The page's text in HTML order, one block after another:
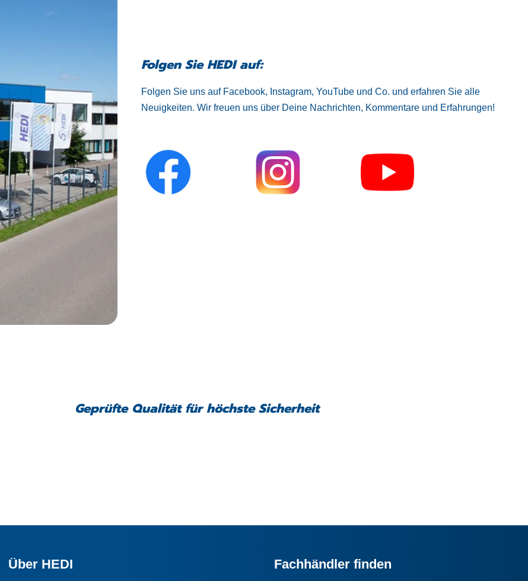
Folgen Sie HEDI auf:
Folgen Sie uns auf Facebook, Instagram, YouTube und Co. und erfahren Sie alle
Neuigkeiten. Wir freuen uns über Deine Nachrichten, Kommentare und Erfahrungen!
Geprüfte Qualität für höchste Sicherheit
Über HEDI Fachhändler finden